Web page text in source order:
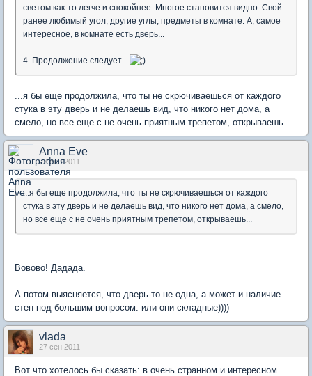
светом как-то легче и спокойнее. Многое становится видно. Свой
ранее любимый угол, другие углы, предметы в комнате. А, самое
интересное, в комнате есть дверь...
4. Продолжение следует...
...я бы еще продолжила, что ты не скрючиваешься от каждого
стука в эту дверь и не делаешь вид, что никого нет дома, а
смело, но все еще с не очень приятным трепетом, открываешь...
Anna Eve
27 сен 2011
...я бы еще продолжила, что ты не скрючиваешься от каждого
стука в эту дверь и не делаешь вид, что никого нет дома, а смело,
но все еще с не очень приятным трепетом, открываешь...
Вовово! Дадада.
А потом выясняется, что дверь-то не одна, а может и наличие
стен под большим вопросом. или они складные))))
vlada
27 сен 2011
Вот что хотелось бы сказать: в очень странном и интересном